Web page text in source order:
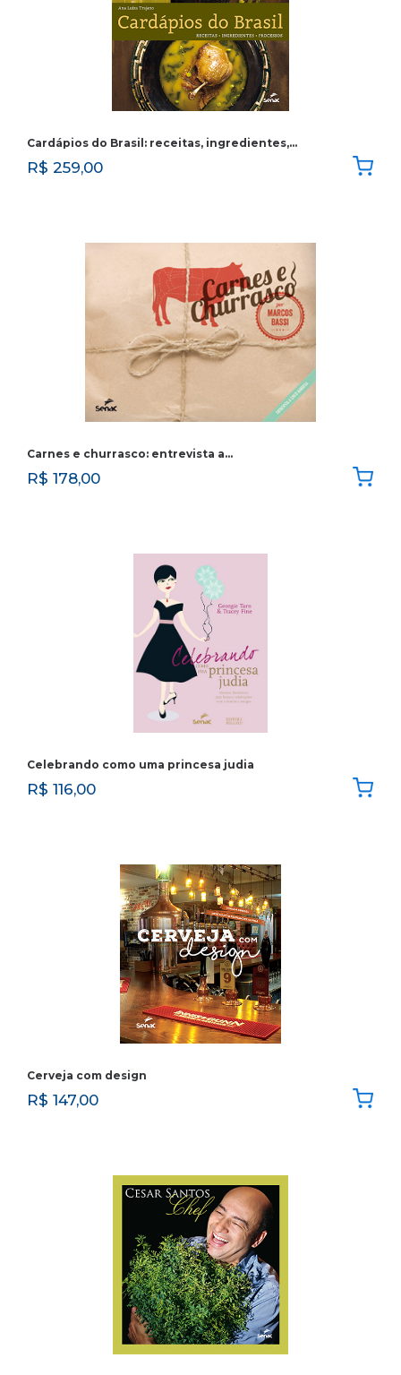
Cardápios do Brasil: receitas, ingredientes,…
R$ 259,00
Carnes e churrasco: entrevista a…
R$ 178,00
Celebrando como uma princesa judia
R$ 116,00
Cerveja com design
R$ 147,00